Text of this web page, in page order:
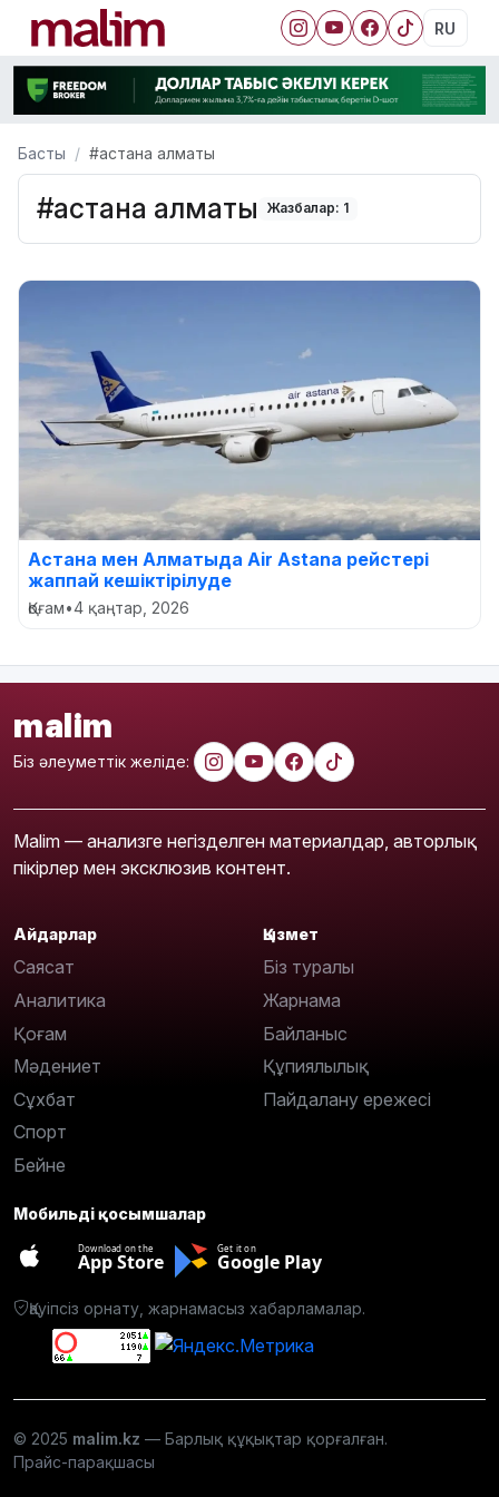
RU
Басты #астана алматы
#астана алматы Жазбалар: 1
Астана мен Алматыда Air Astana рейстері
жаппай кешіктірілуде
Қоғам•4 қаңтар, 2026
malim
Біз әлеуметтік желіде:
Malim — анализге негізделген материалдар, авторлық
пікірлер мен эксклюзив контент.
Айдарлар
Саясат
Аналитика
Қоғам
Мәдениет
Сұхбат
Спорт
Бейне
Қызмет
Біз туралы
Жарнама
Байланыс
Құпиялылық
Пайдалану ережесі
Мобильді қосымшалар
Download on the
App Store
Get it on
Google Play
Қауіпсіз орнату, жарнамасыз хабарламалар.
© 2025 malim.kz — Барлық құқықтар қорғалған.
Прайс-парақшасы